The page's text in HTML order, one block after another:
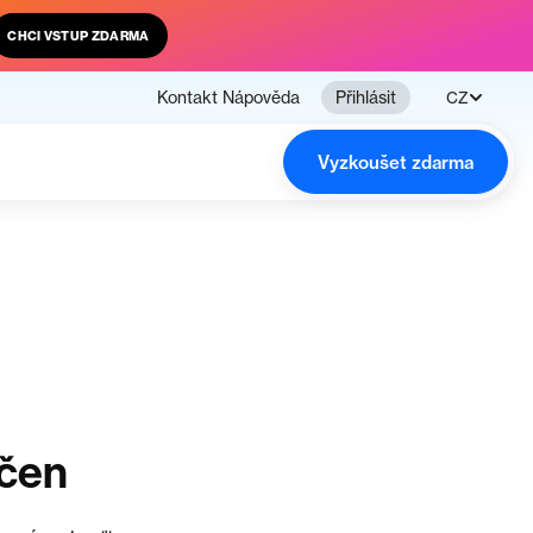
CHCI VSTUP ZDARMA
Kontakt Nápověda Přihlásit CZ
Vyzkoušet zdarma